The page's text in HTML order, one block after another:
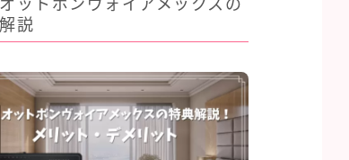
ットボンヴォイアメックスの
説